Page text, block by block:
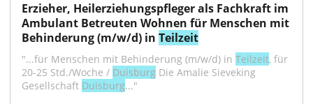
Erzieher, Heilerziehungspfleger als Fachkraft im
Ambulant Betreuten Wohnen für Menschen mit
Behinderung (m/w/d) in Teilzeit
"...für Menschen mit Behinderung (m/w/d) in Teilzeit, für
20-25 Std./Woche / Duisburg Die Amalie Sieveking
Gesellschaft Duisburg..."